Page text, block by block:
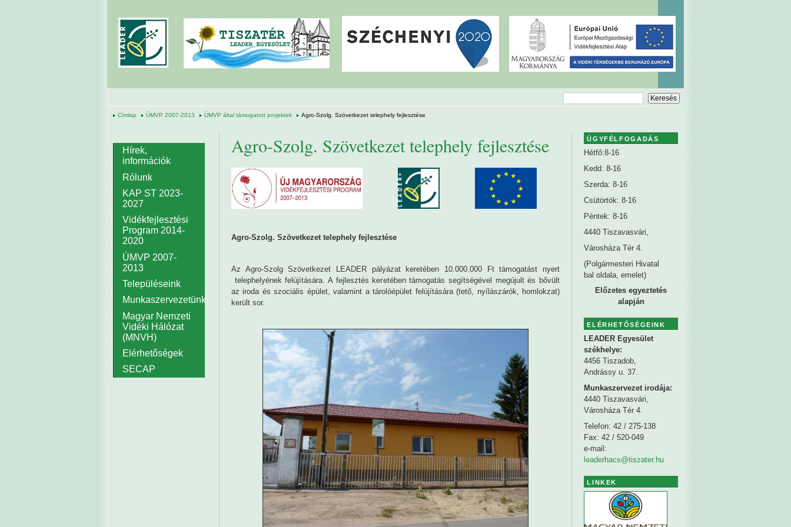
Címlap ÚMVP 2007-2013 ÚMVP által támogatott projektek Agro-Szolg. Szövetkezet telephely fejlesztése
Agro-Szolg. Szövetkezet telephely fejlesztése
Agro-Szolg. Szövetkezet telephely fejlesztése
Az Agro-Szolg Szövetkezet LEADER pályázat keretében 10.000.000 Ft támogatást nyert
telephelyének felújítására. A fejlesztés keretében támogatás segítségével megújult és bővült
az iroda és szociális épület, valamint a tárolóépület felújítására (tető, nyílászárók, homlokzat)
került sor.
Hírek,
információk
Rólunk
KAP ST 2023-
2027
Vidékfejlesztési
Program 2014-
2020
ÚMVP 2007-
2013
Településeink
Munkaszervezetünk
Magyar Nemzeti
Vidéki Hálózat
(MNVH)
Elérhetőségek
SECAP
ÜGYFÉLFOGADÁS
Hétfő:8-16
Kedd: 8-16
Szerda: 8-16
Csütörtök: 8-16
Péntek: 8-16
4440 Tiszavasvári,
Városháza Tér 4.
(Polgármesteri Hivatal
bal oldala, emelet)
Előzetes egyeztetés
alapján
ELÉRHETŐSÉGEINK
LEADER Egyesület
székhelye:
4456 Tiszadob,
Andrássy u. 37.
Munkaszervezet irodája:
4440 Tiszavasvári,
Városháza Tér 4.
Telefon: 42 / 275-138
Fax: 42 / 520-049
e-mail:
leaderhacs@tiszater.hu
LINKEK